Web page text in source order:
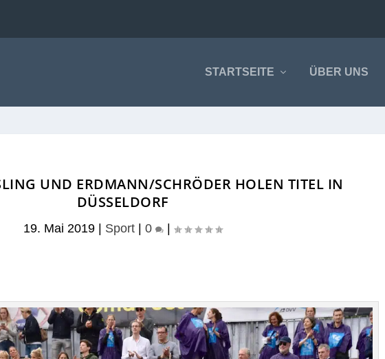
STARTSEITE ÜBER UNS
UND ERDMANN/SCHRÖDER HOLEN TITEL IN
DÜSSELDORF
19. Mai 2019 Sport |0 |